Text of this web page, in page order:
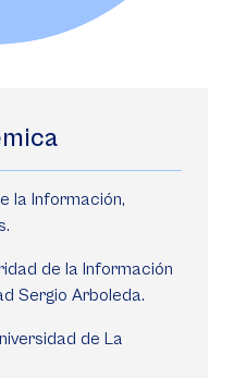
la Información,
de la Información
Sergio Arboleda.
de La